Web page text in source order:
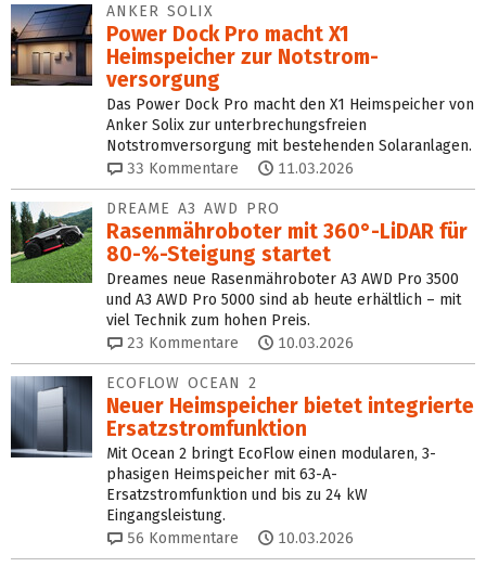
ANKER SOLIX
Power Dock Pro macht X1
Heimspeicher zur Not­strom­
versorgung
Das Power Dock Pro macht den X1 Heimspeicher von
Anker Solix zur unterbrechungsfreien
Notstromversorgung mit bestehenden Solaranlagen.
33 Kommentare 11.03.2026
DREAME A3 AWD PRO
Rasenmähroboter mit 360°-LiDAR für
80-%-Steigung startet
Dreames neue Rasenmähroboter A3 AWD Pro 3500
und A3 AWD Pro 5000 sind ab heute erhältlich – mit
viel Technik zum hohen Preis.
23 Kommentare 10.03.2026
ECOFLOW OCEAN 2
Neuer Heimspeicher bietet integrierte
Ersatz­strom­funktion
Mit Ocean 2 bringt EcoFlow einen modularen, 3-
phasigen Heimspeicher mit 63-A-
Ersatzstromfunktion und bis zu 24 kW
Eingangsleistung.
56 Kommentare 10.03.2026